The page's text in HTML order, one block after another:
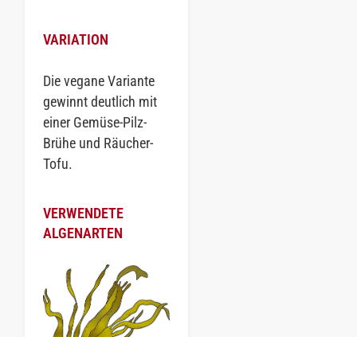
VARIATION
Die vegane Variante
gewinnt deutlich mit
einer Gemüse-Pilz-
Brühe und Räucher-
Tofu.
VERWENDETE
ALGENARTEN